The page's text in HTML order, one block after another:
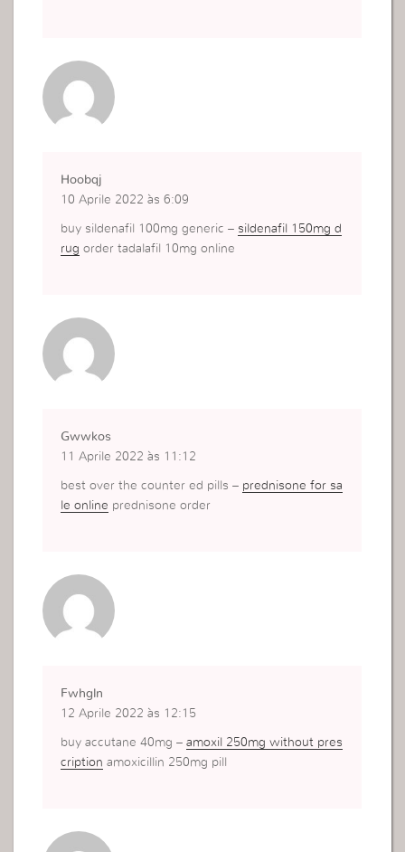
Hoobqj
10 Aprile 2022 às 6:09
buy sildenafil 100mg generic – sildenafil 150mg d
rug order tadalafil 10mg online
Gwwkos
11 Aprile 2022 às 11:12
best over the counter ed pills – prednisone for sa
le online prednisone order
Fwhgln
12 Aprile 2022 às 12:15
buy accutane 40mg –amoxil 250mg without pres
cription amoxicillin 250mg pill